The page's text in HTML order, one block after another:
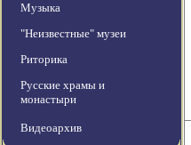
Музыка
"Неизвестные" музеи
Риторика
Русские храмы и
монастыри
Видеоархив